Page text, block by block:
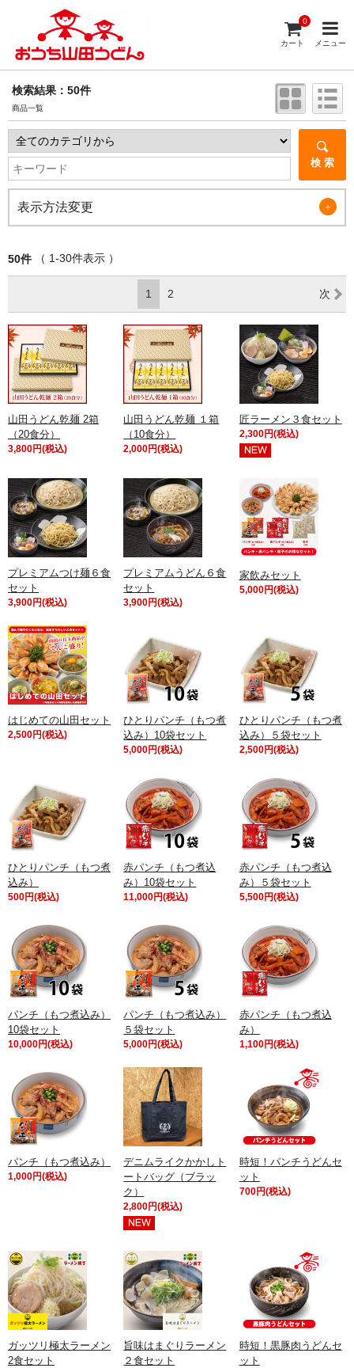
カート
0
メニュー
検索結果：50件
商品一覧
検 索
表示方法変更 ＋
50件 （ 1-30件表示 ）
1 2 次
山田うどん乾麺 2箱
（20食分）
3,800円(税込)
山田うどん乾麺 １箱
（10食分）
2,000円(税込)
匠ラーメン３食セット
2,300円(税込)
プレミアムつけ麺６食
セット
3,900円(税込)
プレミアムうどん６食
セット
3,900円(税込)
家飲みセット
5,000円(税込)
はじめての山田セット
2,500円(税込)
ひとりパンチ（もつ煮
込み）10袋セット
5,000円(税込)
ひとりパンチ（もつ煮
込み）５袋セット
2,500円(税込)
ひとりパンチ（もつ煮
込み）
500円(税込)
赤パンチ（もつ煮込
み）10袋セット
11,000円(税込)
赤パンチ（もつ煮込
み）５袋セット
5,500円(税込)
パンチ（もつ煮込み）
10袋セット
10,000円(税込)
パンチ（もつ煮込み）
５袋セット
5,000円(税込)
赤パンチ（もつ煮込
み）
1,100円(税込)
パンチ（もつ煮込み）
1,000円(税込)
デニムライクかかしト
ートバッグ（ブラッ
ク）
2,800円(税込)
時短！パンチうどんセ
ット
700円(税込)
ガッツリ極太ラーメン
2食セット
旨味はまぐりラーメン
２食セット
時短！黒豚肉うどんセ
ット